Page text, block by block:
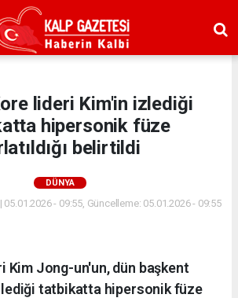
lideri Kim'in izlediği
hipersonik füze
belirtildi
DÜNYA
- 09:55, Güncelleme: 05.01.2026 - 09:55
Kim Jong-un'un, dün başkent
tatbikatta hipersonik füze